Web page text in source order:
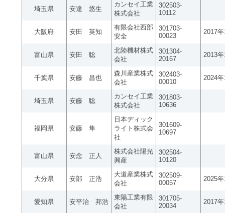
埼玉県 安達 悠生
カンセイ工業
株式会社
302503-
10112
大阪府 安田 英知
有限会社西部
安全
301703-
00023
2017
富山県 安田 聡
北陸機材株式
会社
301304-
20167
2013
千葉県 安藤 昌也
森川産業株式
会社
302403-
00010
2024
埼玉県 安藤 聡
カンセイ工業
株式会社
301803-
10636
福岡県 安藤 隼
日本ディック
ライト株式会
社
301609-
10697
富山県 安念 正人
株式会社陽光
興産
302504-
10120
大分県 安部 正浩
大道産業株式
会社
302509-
00057
2025
愛知県 安平治 邦浩
東陽工業有限
会社
301705-
20034
2017